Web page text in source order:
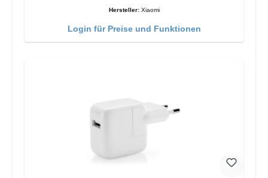
Hersteller: Xiaomi
Login für Preise und Funktionen